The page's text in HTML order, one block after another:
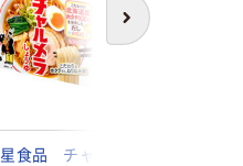
次へ
食品 チャルメ